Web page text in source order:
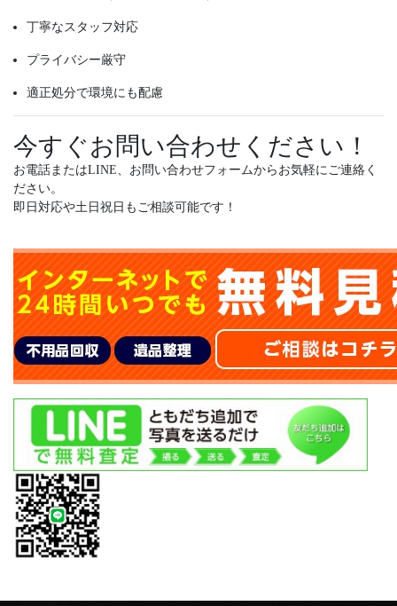
丁寧なスタッフ対応
プライバシー厳守
適正処分で環境にも配慮
今すぐお問い合わせください！
お電話またはLINE、お問い合わせフォームからお気軽にご連絡く
ださい。
即日対応や土日祝日もご相談可能です！